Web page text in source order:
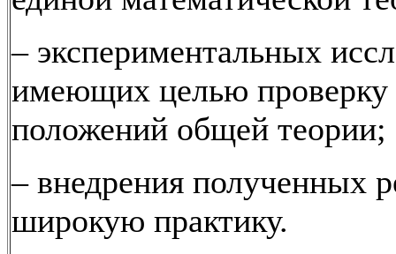
– экспериментальных
имеющих целью проверку
положений общей теории;
– внедрения полученных
широкую практику.